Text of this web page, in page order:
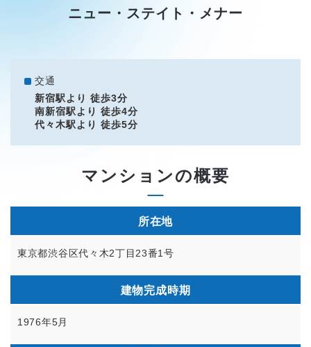
ニュー・ステイト・メナー
交通
新宿駅より 徒歩3分
南新宿駅より 徒歩4分
代々木駅より 徒歩5分
マンションの概要
所在地
東京都渋谷区代々木2丁目23番1号
建物完成時期
1976年5月